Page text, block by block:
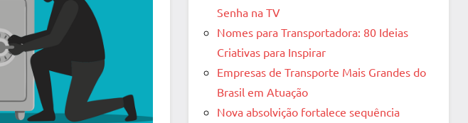
Senha na TV
Nomes para Transportadora: 80 Ideias
Criativas para Inspirar
Empresas de Transporte Mais Grandes do
Brasil em Atuação
Nova absolvição fortalece sequência